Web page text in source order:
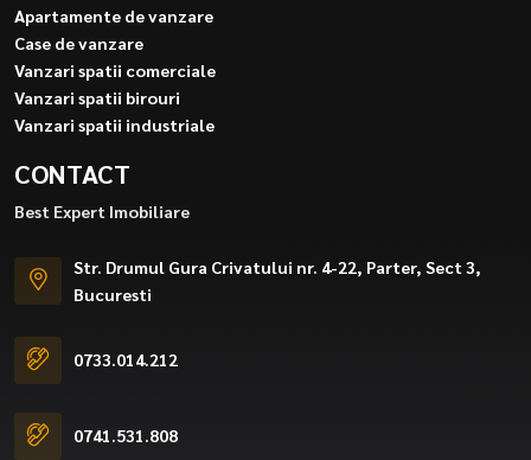
Apartamente de vanzare
Case de vanzare
Vanzari spatii comerciale
Vanzari spatii birouri
Vanzari spatii industriale
CONTACT
Best Expert Imobiliare
Str. Drumul Gura Crivatului nr. 4-22, Parter, Sect 3,
Bucuresti
0733.014.212
0741.531.808